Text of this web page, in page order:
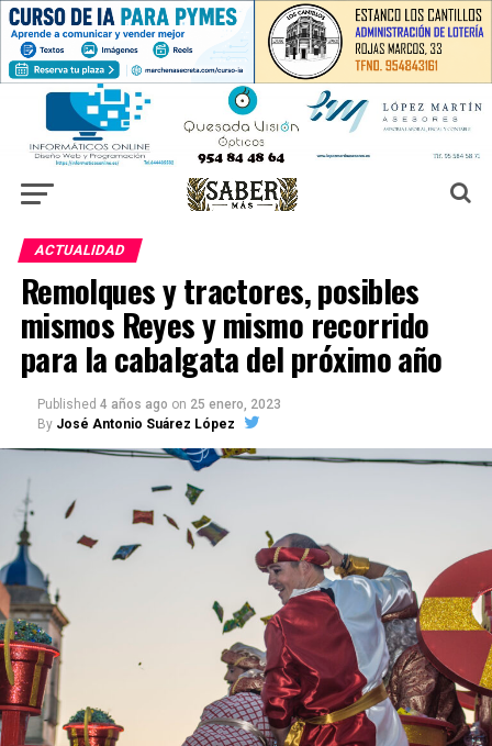
ACTUALIDAD
Remolques y tractores, posibles
mismos Reyes y mismo recorrido
para la cabalgata del próximo año
Published 4 años ago on 25 enero, 2023
By José Antonio Suárez López